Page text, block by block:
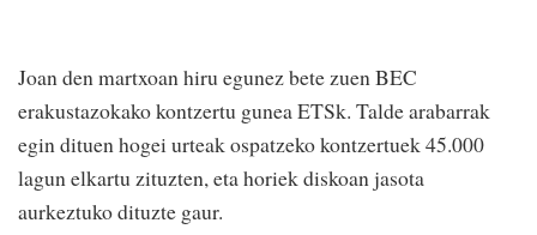
Joan den martxoan hiru egunez bete zuen BEC
erakustazokako kontzertu gunea ETSk. Talde arabarrak
egin dituen hogei urteak ospatzeko kontzertuek 45.000
lagun elkartu zituzten, eta horiek diskoan jasota
aurkeztuko dituzte gaur.